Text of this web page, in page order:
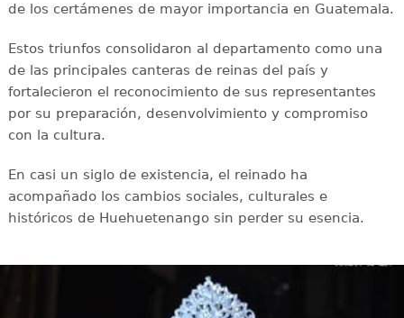
de los certámenes de mayor importancia en Guatemala.
Estos triunfos consolidaron al departamento como una
de las principales canteras de reinas del país y
fortalecieron el reconocimiento de sus representantes
por su preparación, desenvolvimiento y compromiso
con la cultura.
En casi un siglo de existencia, el reinado ha
acompañado los cambios sociales, culturales e
históricos de Huehuetenango sin perder su esencia.